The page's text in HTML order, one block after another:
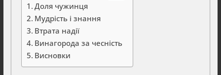
Доля чужинця
Мудрість і знання
Втрата надії
Винагорода за чесність
Висновки